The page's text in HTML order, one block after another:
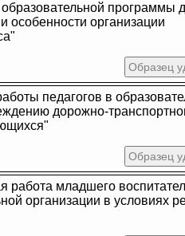
программы
особенности организации
Образец
педагогов в
дорожно-
Образец
работа младшего
организации в условиях